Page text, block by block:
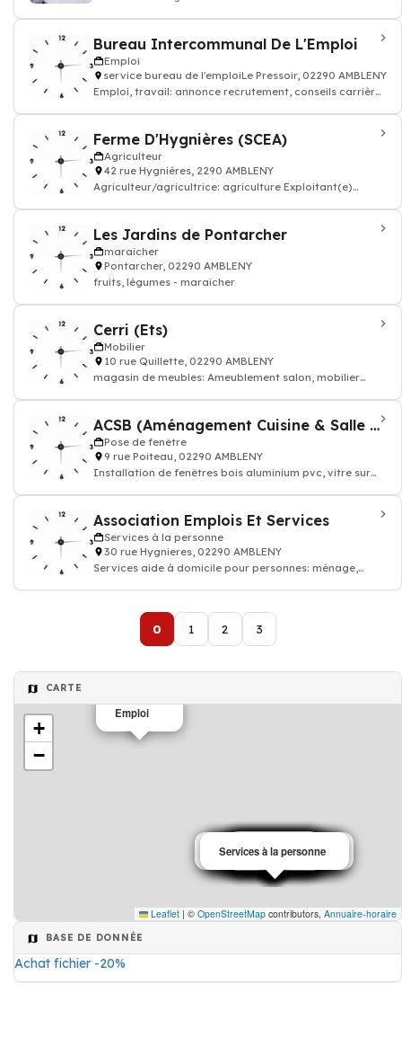
Bureau Intercommunal De L'Emploi
Emploi
service bureau de l'emploiLe Pressoir, 02290 AMBLENY
Emploi, travail: annonce recrutement, conseils carrière
Ferme D'Hygnières (SCEA)
Agriculteur
42 rue Hygnières, 2290 AMBLENY
Agriculteur/agricultrice: agriculture Exploitant(e)
Les Jardins de Pontarcher
maraîcher
Pontarcher, 02290 AMBLENY
fruits, légumes - maraîcher
Cerri (Ets)
Mobilier
10 rue Quillette, 02290 AMBLENY
magasin de meubles: Ameublement salon, mobilier
ACSB (Aménagement Cuisine & Salle de Bain)
Pose de fenêtre
9 rue Poiteau, 02290 AMBLENY
Installation de fenêtres bois aluminium pvc, vitre sur
Association Emplois Et Services
Services à la personne
30 rue Hygnieres, 02290 AMBLENY
Services aide à domicile pour personnes: ménage,
0 1 2 3
CARTE
Electricien
Pharmacie
Charpentier
Transport
Transporteur routier
Agriculteur
Agriculture
menuisier
Magasin de meuble
Matériel d'imprimerie
Installation de chauffage
Transporteur routier
Restaurant
Dentiste
Emploi
Agriculteur
maraîcher
Mobilier
Pose de fenêtre
Services à la personne
+
−
Leaflet | © OpenStreetMap contributors, Annuaire-horaire
BASE DE DONNÉE
Achat fichier -20%